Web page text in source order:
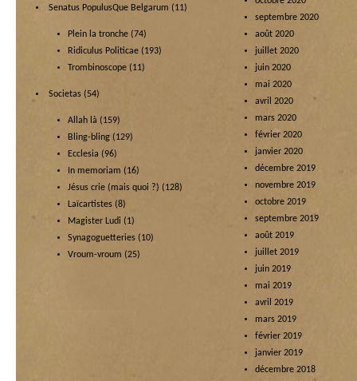
Senatus PopulusQue Belgarum (11)
Plein la tronche (74)
Ridiculus Politicae (193)
Trombinoscope (11)
Societas (54)
Allah là (159)
Bling-bling (129)
Ecclesia (96)
In memoriam (16)
Jésus crie (mais quoi ?) (128)
Laïcartistes (8)
Magister Ludi (1)
Synagoguetteries (10)
Vroum-vroum (25)
septembre 2020
août 2020
juillet 2020
juin 2020
mai 2020
avril 2020
mars 2020
février 2020
janvier 2020
décembre 2019
novembre 2019
octobre 2019
septembre 2019
août 2019
juillet 2019
juin 2019
mai 2019
avril 2019
mars 2019
février 2019
janvier 2019
décembre 2018